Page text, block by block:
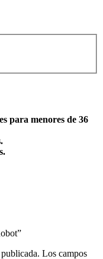
para menores de 36
Los campos